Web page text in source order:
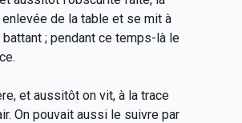
de la table et se mit à
; pendant ce temps-là le
et aussitôt on vit, à la trace
On pouvait aussi le suivre par